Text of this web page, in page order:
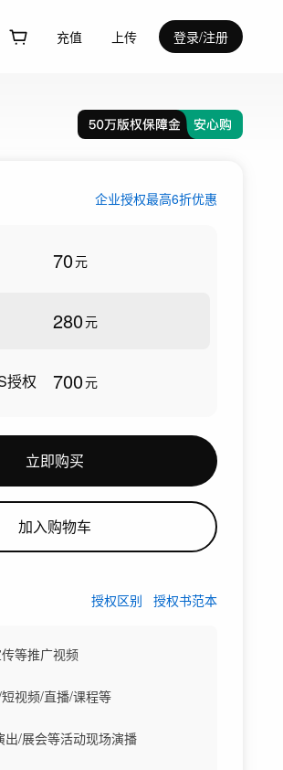
充值 上传 登录/注册
企业授权最高6折优惠
70元
280元
授权 700元
立即购买
加入购物车
授权区别 授权书范本
等推广视频
视频/直播/课程等
出/展会等活动现场演播